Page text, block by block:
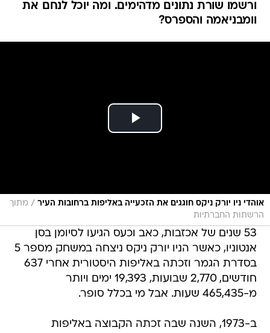
ורשמו שורת נתונים מדהימים. ומה יוכל לנחם את
וומבניאמה והספרס?
אוהדי ניו יורק ניקס חוגגים את הזכעייה באליפות ברחובות העיר / מתוך
הרשתות החברתיות
53 שנים של אכזבות, כאב וכעס הגיעו לסיומן בסן
אנטוניו, כאשר הניו יורק ניקס ניצחה במשחק מספר 5
בסדרת הגמר וזכתה באליפות היסטורית אחרי 637
חודשים, 2,770 שבועות, 19,393 ימים ויותר
מ-465,435 שעות. אבל מי בכלל סופר.
ב-1973, השנה שבה זכתה הקבוצה באליפות